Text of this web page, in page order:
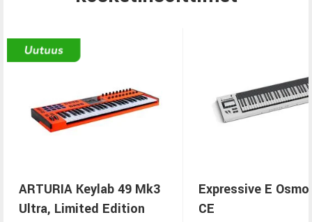
ARTURIA Keylab 49 Mk3
Ultra, Limited Edition
Expressive E
CE